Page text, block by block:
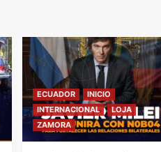
ECUADOR
INICIO
INTERNACIONAL
LOJA
ZAMORA